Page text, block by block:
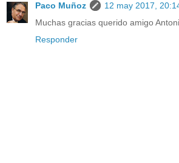
Paco Muñoz
12 may 2017,
Muchas gracias querido amigo
Responder